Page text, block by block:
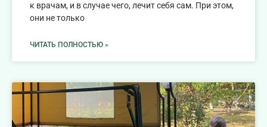
к врачам, и в случае чего, лечит себя сам. При этом,
они не только
ЧИТАТЬ ПОЛНОСТЬЮ »